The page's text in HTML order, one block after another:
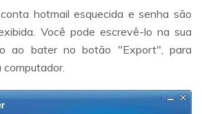
hotmail esquecida e senha são
Você pode escrevê-lo na sua
ao bater no botão "Export", para